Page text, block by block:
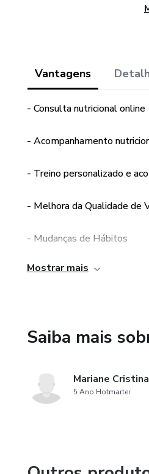
Vantagens
- Consulta nutricional online
- Acompanhamento
- Treino personalizado e
- Melhora da Qualidade de
- Mudanças de Hábitos
- Emagrecimento
Mostrar mais
Saiba mais
Mariane
5 Ano Hotmarter